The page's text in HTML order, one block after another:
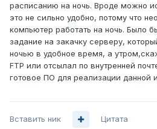
расписанию на ночь. Вроде можно
это не сильно удобно, потому что
компьютер работать на ночь. Было
задание на закачку серверу,
ночью в удобное время, а
FTP или отсылал по внутренней
готовое ПО для реализации данной
Вставить ник Цитата